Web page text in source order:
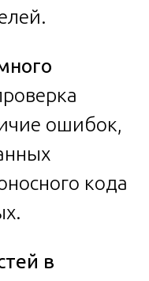
ошибок,
кода
в